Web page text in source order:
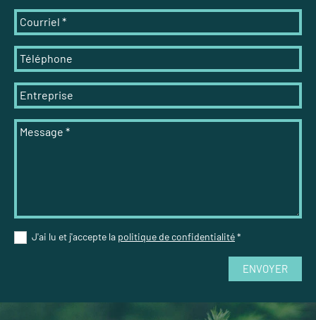
Courriel *
Téléphone
Entreprise
Message *
J'ai lu et j'accepte la politique de confidentialité*
ENVOYER